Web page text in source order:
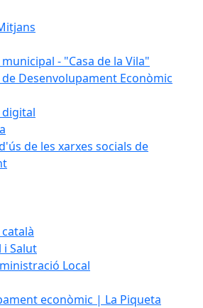
- "Casa de la Vila"
Desenvolupament Econòmic
de les xarxes socials de
i Salut
Local
econòmic | La Piqueta